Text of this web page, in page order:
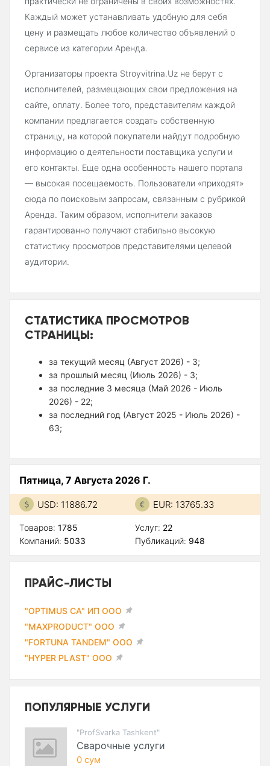
Каждый может устанавливать удобную для себя
цену и размещать любое количество объявлений о
сервисе из категории Аренда.
Организаторы проекта Stroyvitrina.Uz не берут с
исполнителей, размещающих свои предложения на
сайте, оплату. Более того, представителям каждой
компании предлагается создать собственную
страницу, на которой покупатели найдут подробную
информацию о деятельности поставщика услуги и
его контакты. Еще одна особенность нашего портала
— высокая посещаемость. Пользователи «приходят»
сюда по поисковым запросам, связанным с рубрикой
Аренда. Таким образом, исполнители заказов
гарантированно получают стабильно высокую
статистику просмотров представителями целевой
аудитории.
СТАТИСТИКА ПРОСМОТРОВ
СТРАНИЦЫ:
за текущий месяц (Август 2026) - 3;
за прошлый месяц (Июль 2026) - 3;
за последние 3 месяца (Май 2026 - Июль
2026) - 22;
за последний год (Август 2025 - Июль 2026) -
63;
Пятница, 7 Августа 2026 Г.
USD: 11886.72 EUR: 13765.33
Товаров: 1785
Компаний: 5033
Услуг: 22
Публикаций: 948
ПРАЙС-ЛИСТЫ
"OPTIMUS CA" ИП ООО
"MAXPRODUCT" ООО
"FORTUNA TANDEM" ООО
"HYPER PLAST" ООО
ПОПУЛЯРНЫЕ УСЛУГИ
"ProfSvarka Tashkent"
Сварочные услуги
0 сум